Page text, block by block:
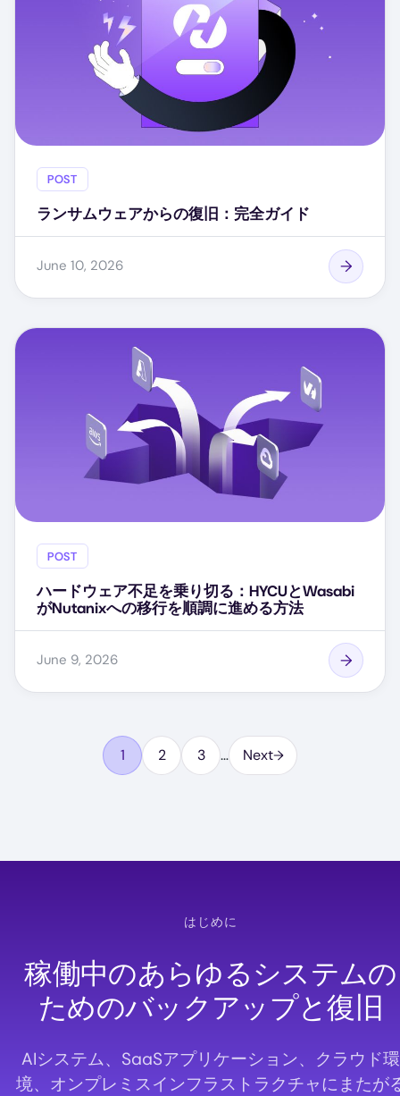
POST
ランサムウェアからの復旧：完全ガイド
June 10, 2026
POST
ハードウェア不足を乗り切る：HYCUとWasabi
がNutanixへの移行を順調に進める方法
June 9, 2026
Paginationペ
ー
1 ペ
ー
2 ペ
ー
3 … Next
はじめに
稼働中のあらゆるシステムの
ためのバックアップと復旧
AIシステム、SaaSアプリケーション、クラウド環
境、オンプレミスインフラストラクチャにまたが